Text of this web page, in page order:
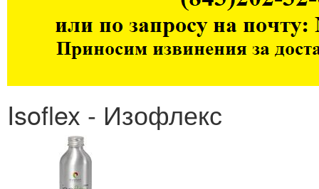
Isoflex - Изофлекс